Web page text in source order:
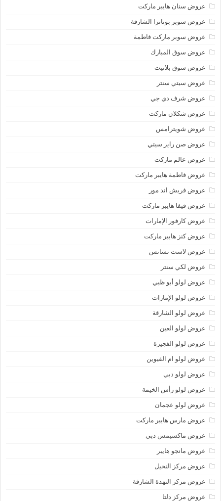
عروض سنان هايبر ماركت
عروض سوبر بونانزا الشارقة
عروض سوبر ماركت فاطمة
عروض سوق المبارك
عروض سوق بلانيت
عروض سيتي سنتر
عروض شرف دي جي
عروض شكلان ماركت
عروض شويترامس
عروض صن رايز سيتي
عروض عالم ماركت
عروض فاطمة هايبر ماركت
عروض فريش اند مور
عروض فيفا هايبر ماركت
عروض كارفور الإمارات
عروض كنز هايبر ماركت
عروض لاست تشانس
عروض لكي سنتر
عروض لولو أبو ظبي
عروض لولو الإمارات
عروض لولو الشارقة
عروض لولو العين
عروض لولو الفجيرة
عروض لولو ام القيوين
عروض لولو دبي
عروض لولو رأس الخيمة
عروض لولو عجمان
عروض مارس هايبر ماركت
عروض ماكسيمس دبي
عروض مانجو هايبر
عروض مركز النخيل
عروض مركز النهدة الشارقة
عروض مركز دلتا